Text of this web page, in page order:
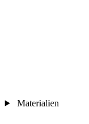
Materialien